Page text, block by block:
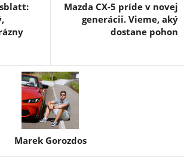
Mazda CX-5 príde v novej
generácii. Vieme, aký
dostane pohon
Marek Gorozdos